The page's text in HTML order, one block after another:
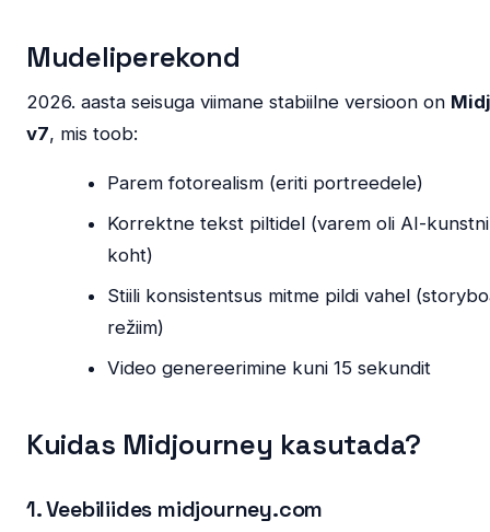
Mudeliperekond
2026. aasta seisuga viimane stabiilne versioon on
v7, mis toob:
Parem fotorealism (eriti portreedele)
Korrektne tekst piltidel (varem oli AI-
koht)
Stiili konsistentsus mitme pildi vahel
režiim)
Video genereerimine kuni 15 sekundit
Kuidas Midjourney kasutada?
1. Veebiliides midjourney.com